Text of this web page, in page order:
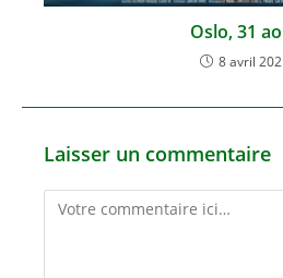
Oslo, 31
8 avril
Laisser un commentaire
Comment